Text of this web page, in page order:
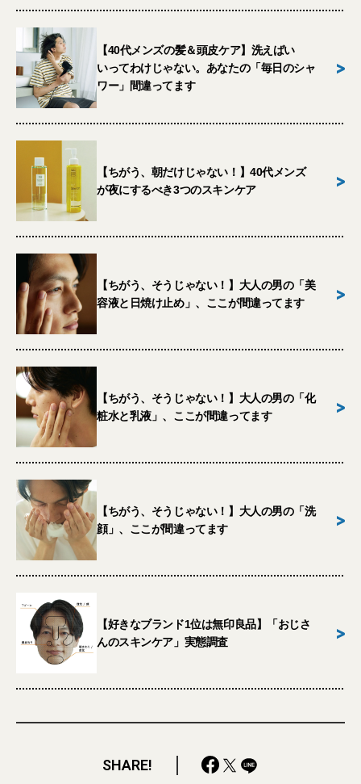
【40代メンズの髪＆頭皮ケア】洗えばい
いってわけじゃない。あなたの「毎日のシャ
ワー」間違ってます
>
【ちがう、朝だけじゃない！】40代メンズ
が夜にするべき3つのスキンケア
>
【ちがう、そうじゃない！】大人の男の「美
容液と日焼け止め」、ここが間違ってます
>
【ちがう、そうじゃない！】大人の男の「化
粧水と乳液」、ここが間違ってます
>
【ちがう、そうじゃない！】大人の男の「洗
顔」、ここが間違ってます
>
【好きなブランド1位は無印良品】「おじさ
んのスキンケア」実態調査
>
SHARE!